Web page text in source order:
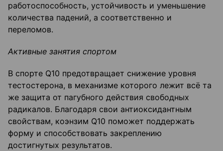
работоспособность, устойчивость и уменьшение
количества падений, а соответственно и
переломов.
Активные занятия спортом
В спорте Q10 предотвращает снижение уровня
тестостерона, в механизме которого лежит всё та
же защита от пагубного действия свободных
радикалов. Благодаря свои антиоксидантным
свойствам, коэнзим Q10 поможет поддержать
форму и способствовать закреплению
достигнутых результатов.